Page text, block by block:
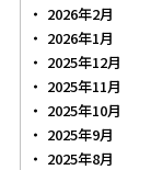
2026年2月
2026年1月
2025年12月
2025年11月
2025年10月
2025年9月
2025年8月